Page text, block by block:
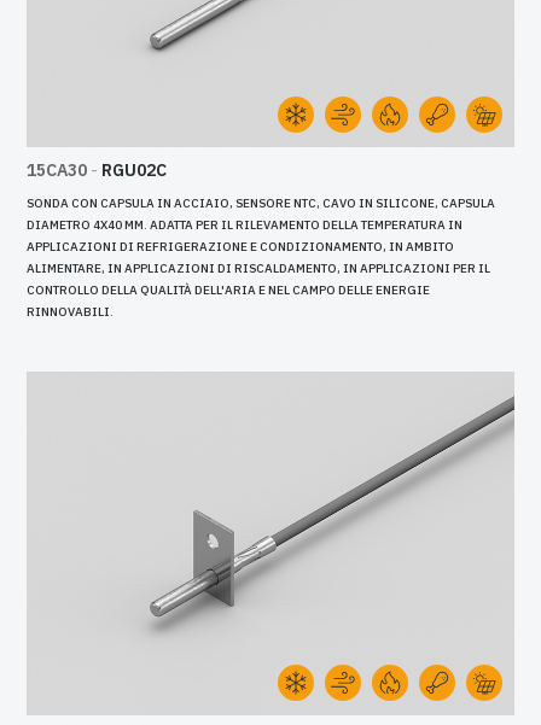
15CA30 - RGU02C
SONDA CON CAPSULA IN ACCIAIO, SENSORE NTC, CAVO IN SILICONE, CAPSULA
DIAMETRO 4X40 MM. ADATTA PER IL RILEVAMENTO DELLA TEMPERATURA IN
APPLICAZIONI DI REFRIGERAZIONE E CONDIZIONAMENTO, IN AMBITO
ALIMENTARE, IN APPLICAZIONI DI RISCALDAMENTO, IN APPLICAZIONI PER IL
CONTROLLO DELLA QUALITÀ DELL'ARIA E NEL CAMPO DELLE ENERGIE
RINNOVABILI.